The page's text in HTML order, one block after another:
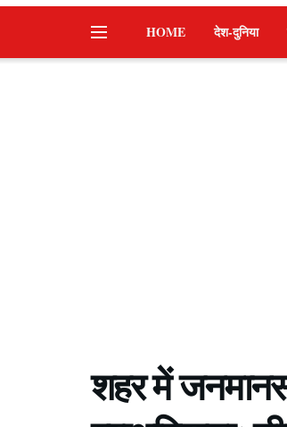
HOME देश-दुनिया
शहर में